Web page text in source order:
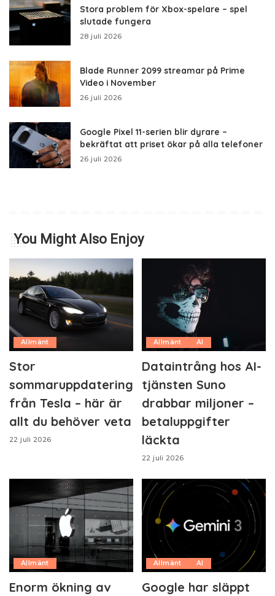
Stora problem för Xbox-spelare – spel
slutade fungera
28 juli 2026
Blade Runner 2099 streamar på Prime
Video i November
26 juli 2026
Google Pixel 11-serien blir dyrare –
bekräftat att priset ökar på alla telefoner
26 juli 2026
You Might Also Enjoy
Allmänt
Stor
sommaruppdatering
från Tesla – här är
allt du behöver veta
22 juli 2026
Allmänt AI
Dataintrång hos AI-
tjänsten Suno
drabbar miljoner –
betaluppgifter
läckta
22 juli 2026
Allmänt
Enorm ökning av
Allmänt AI
Google har släppt